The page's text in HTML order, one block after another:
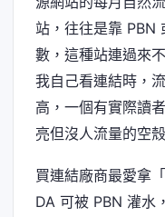
站，往往是靠 PBN
數，這種站連過來
我自己看連結時，
高，一個有實際讀
亮但沒人流量的空殼
買連結廠商最愛拿
DA 可被 PBN 灌水